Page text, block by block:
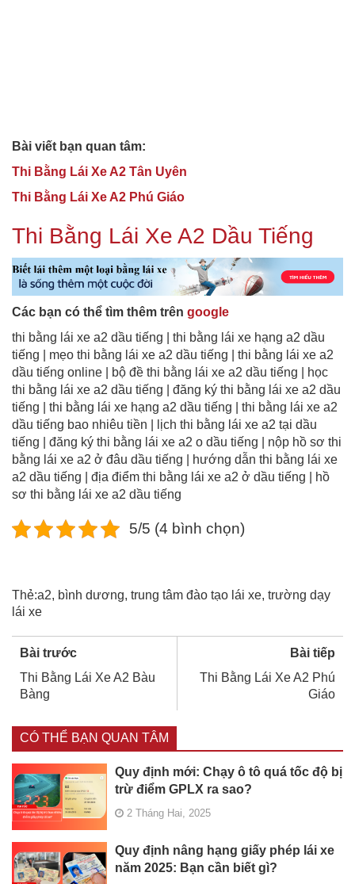
Bài viết bạn quan tâm:
Thi Bằng Lái Xe A2 Tân Uyên
Thi Bằng Lái Xe A2 Phú Giáo
Thi Bằng Lái Xe A2 Dầu Tiếng
Các bạn có thể tìm thêm trên google
thi bằng lái xe a2 dầu tiếng | thi bằng lái xe hạng a2 dầu
tiếng | mẹo thi bằng lái xe a2 dầu tiếng | thi bằng lái xe a2
dầu tiếng online | bộ đề thi bằng lái xe a2 dầu tiếng | học
thi bằng lái xe a2 dầu tiếng | đăng ký thi bằng lái xe a2 dầu
tiếng | thi bằng lái xe hạng a2 dầu tiếng | thi bằng lái xe a2
dầu tiếng bao nhiêu tiền | lịch thi bằng lái xe a2 tại dầu
tiếng | đăng ký thi bằng lái xe a2 o dầu tiếng | nộp hồ sơ thi
bằng lái xe a2 ở đâu dầu tiếng | hướng dẫn thi bằng lái xe
a2 dầu tiếng | địa điểm thi bằng lái xe a2 ở dầu tiếng | hồ
sơ thi bằng lái xe a2 dầu tiếng
5/5 (4 bình chọn)
Thẻ:a2, bình dương, trung tâm đào tạo lái xe, trường dạy
lái xe
Bài trước
Thi Bằng Lái Xe A2 Bàu
Bàng
Bài tiếp
Thi Bằng Lái Xe A2 Phú
Giáo
CÓ THỂ BẠN QUAN TÂM
Quy định mới: Chạy ô tô quá tốc độ bị
trừ điểm GPLX ra sao?
2 Tháng Hai, 2025
Quy định nâng hạng giấy phép lái xe
năm 2025: Bạn cần biết gì?